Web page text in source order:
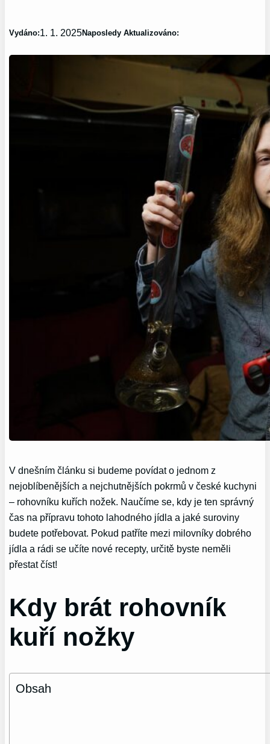
Vydáno:1. 1. 2025Naposledy Aktualizováno:
V dnešním článku si budeme povídat o jednom z
nejoblíbenějších a nejchutnějších pokrmů v české kuchyni
– rohovníku kuřích nožek. Naučíme se, kdy je ten správný
čas na přípravu tohoto lahodného jídla a jaké suroviny
budete potřebovat. Pokud patříte mezi milovníky dobrého
jídla a rádi se učíte nové recepty, určitě byste neměli
přestat číst!
Kdy brát rohovník
kuří nožky
Obsah